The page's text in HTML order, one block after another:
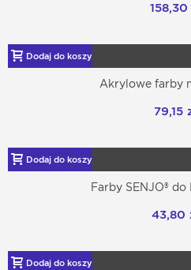
158,30
Dodaj do koszyka
Akrylowe farby
79,15
Dodaj do koszyka
Farby SENJO®
43,80
Dodaj do koszyka